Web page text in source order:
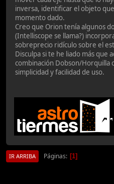
inversa, identificar el objeto
momento dado.
Creo que Orion tenía algunos
(Intelliscope se llama?)
sobreprecio ridículo sobre el
Disculpa si te he liado más que
combinación Dobson/Horquilla
simplicidad y facilidad de uso.
IR ARRIBA Páginas 1